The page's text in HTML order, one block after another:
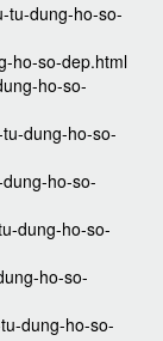
tu-dung-ho-so-
ho-so-dep.html
ho-so-
dung-ho-so-
ho-so-
dung-ho-so-
ho-so-
dung-ho-so-